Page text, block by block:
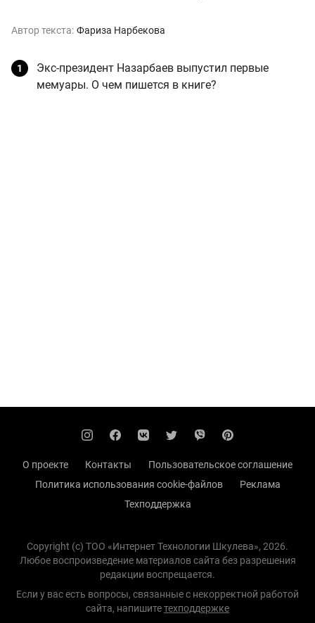
Автор текста: Фариза Нарбекова
Экс-президент Назарбаев выпустил первые
мемуары. О чем пишется в книге?
О проекте Контакты
Пользовательское соглашение
Политика использования cookie-файлов
Реклама
Техподдержка
Copyright (с) TOO «Интернет Технологии Шкулева», 2026.
Любое воспроизведение материалов сайта без разрешения
редакции воспрещается.
Если у вас есть вопросы, связанные с некорректной работой
сайта, напишитетехподдержке